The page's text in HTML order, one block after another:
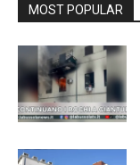
MOST POPULAR